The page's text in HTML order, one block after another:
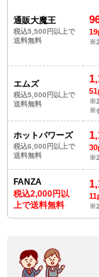
通販大魔王
税込5,500円以上で
送料無料
エムズ
税込5,000円以上で
送料無料
※
ホットパワーズ
税込6,000円以上で
送料無料
FANZA
税込2,000円以
上で送料無料